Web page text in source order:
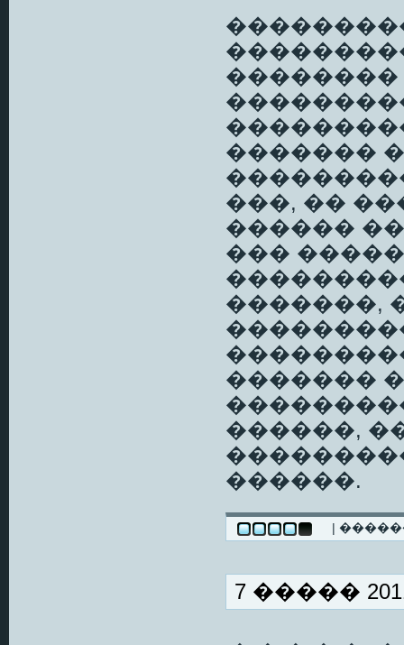
��������
�������
���, ��
������
���
�������,
�������
������,
������.
|
7 �����